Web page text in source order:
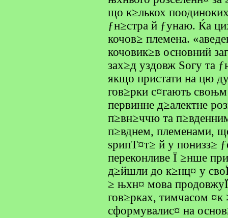
що к≥лькох
ƒн≥стра й ƒунаю. Ќа
кочов≥ племена.
кочовик≥в основний
зах≥д уздовж Ѕогу та
якщо пристати на цю
гов≥рки с¤гають
первинне д≥алектне
п≥вн≥ччю та
п≥вднем, племенами,
ѕрипТ¤т≥ й у понизз≥
переконливе Ї ≥нше
д≥йшли до к≥нц¤ у
≥ њхн¤ мова
гов≥рках, тимчасом ¤к
сформувалис¤ на